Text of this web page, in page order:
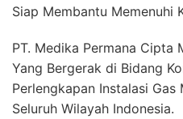
Siap Membantu Memenuhi
PT. Medika Permana Cipta
Yang Bergerak di Bidang
Perlengkapan Instalasi Gas
Seluruh Wilayah Indonesia.